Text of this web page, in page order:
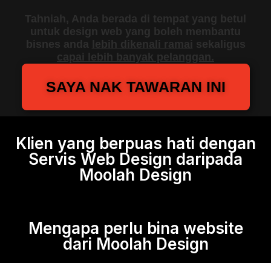
Tahniah, Anda berada di tempat yang betul
untuk design web yang boleh membantu
bisnes anda lebih dikenali ramai sekaligus
capai lebih banyak pelanggan.
SAYA NAK TAWARAN INI
Klien yang berpuas hati dengan
Servis Web Design daripada
Moolah Design
Mengapa perlu bina website
dari Moolah Design